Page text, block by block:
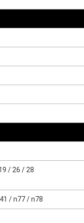
/ 26 / 28
/ n77 / n78